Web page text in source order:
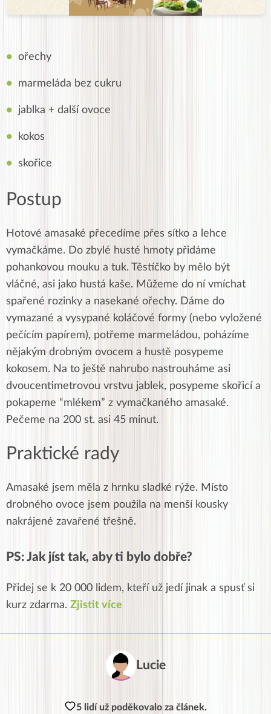
ořechy
marmeláda bez cukru
jablka + další ovoce
kokos
skořice
Postup
Hotové amasaké přecedíme přes sítko a lehce
vymačkáme. Do zbylé husté hmoty přidáme
pohankovou mouku a tuk. Těstíčko by mělo být
vláčné, asi jako hustá kaše. Můžeme do ní vmíchat
spařené rozinky a nasekané ořechy. Dáme do
vymazané a vysypané koláčové formy (nebo vyložené
pečícím papírem), potřeme marmeládou, poházíme
nějakým drobným ovocem a hustě posypeme
kokosem. Na to ještě nahrubo nastrouháme asi
dvoucentimetrovou vrstvu jablek, posypeme skořicí a
pokapeme “mlékem” z vymačkaného amasaké.
Pečeme na 200 st. asi 45 minut.
Praktické rady
Amasaké jsem měla z hrnku sladké rýže. Místo
drobného ovoce jsem použila na menší kousky
nakrájené zavařené třešně.
PS: Jak jíst tak, aby ti bylo dobře?
Přidej se k 20 000 lidem, kteří už jedí jinak a spusť si
kurz zdarma. Zjistit více
Lucie
5 lidí už poděkovalo za článek.